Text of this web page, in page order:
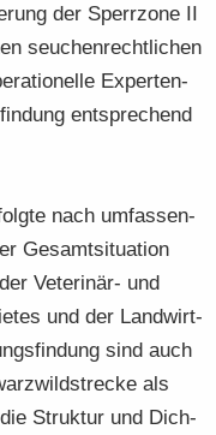
der Sperr­zo­ne II
seu­chen­recht­li­chen
Ex­per­ten­
ent­spre­chend
nach um­fas­sen­
Ge­samt­si­tua­ti­on
Veterinär-​ und
und der Land­wirt­
sind auch
als
Struk­tur und Dich­